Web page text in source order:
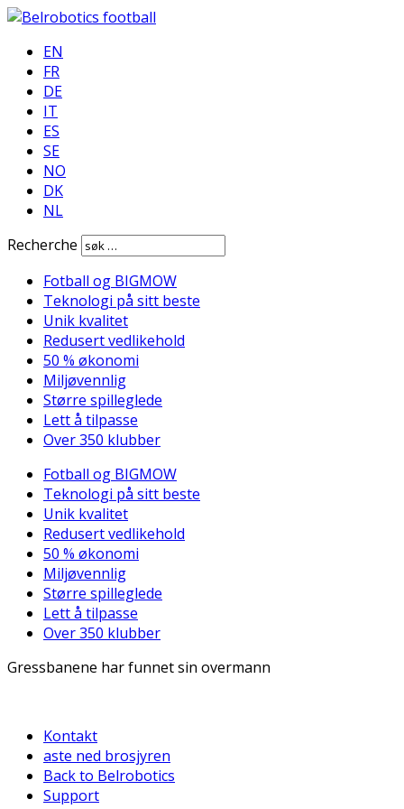
EN
FR
DE
IT
ES
SE
NO
DK
NL
Recherche
Fotball og BIGMOW
Teknologi på sitt beste
Unik kvalitet
Redusert vedlikehold
50 % økonomi
Miljøvennlig
Større spilleglede
Lett å tilpasse
Over 350 klubber
Fotball og BIGMOW
Teknologi på sitt beste
Unik kvalitet
Redusert vedlikehold
50 % økonomi
Miljøvennlig
Større spilleglede
Lett å tilpasse
Over 350 klubber
Gressbanene har funnet sin overmann
Kontakt
aste ned brosjyren
Back to Belrobotics
Support